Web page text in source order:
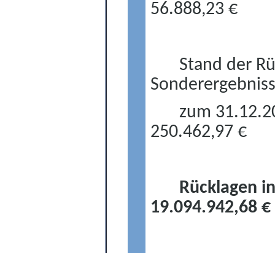
56.888,23 €
Stand der
zum
250.462,97 €
Rücklagen
19.094.942,68 €